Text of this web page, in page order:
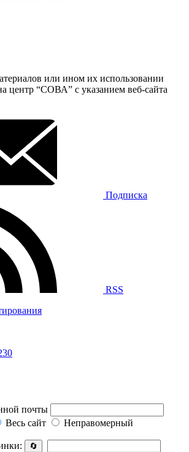
или ином их использовании
центр “СОВА” с указанием веб-сайта
Подписка
RSS
почты
Весь сайт
Неправомерный
🔄